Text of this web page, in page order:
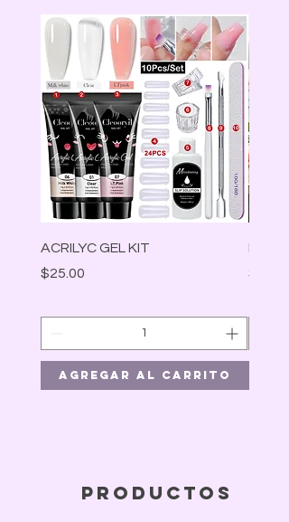
ACRILYC GEL KIT
Precio
$25.00
Agregar al carrito
Precio
$30.00
productos